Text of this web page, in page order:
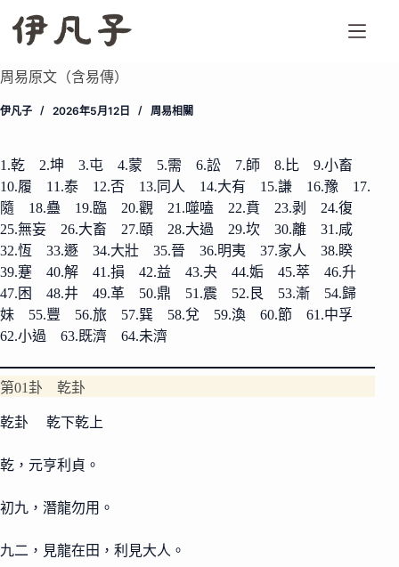
至
要
容
周易原文（含易傳）
伊凡子 2026年5月12日 周易相關
1.乾 2.坤 3.屯 4.蒙 5.需 6.訟 7.師 8.比
9.小畜
10.履
11.泰 12.否 13.同人 14.大有 15.謙 16.豫
17.
隨
18.蠱 19.臨 20.觀 21.噬嗑 22.賁 23.剥
24.復
25.無妄
26.大畜 27.頤 28.大過 29.坎 30.離
31.咸
32.恆
33.遯 34.大壯 35.晉 36.明夷 37.家人
38.睽
39.蹇
40.解 41.損 42.益 43.夬 44.姤 45.萃
46.升
47.困
48.井 49.革 50.鼎 51.震 52.艮 53.漸
54.歸
妹
55.豐 56.旅 57.巽 58.兌 59.渙 60.節
61.中孚
62.小過
63.既濟 64.未濟
第01卦 乾卦
乾卦 乾下乾上
乾，元亨利貞。
初九，潛龍勿用。
九二，見龍在田，利見大人。